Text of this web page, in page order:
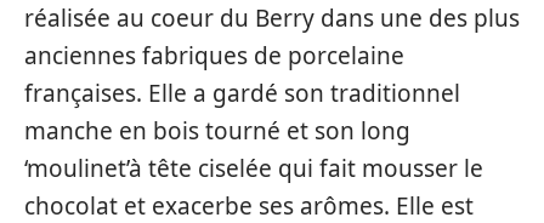
réalisée au coeur du Berry dans une des plus
anciennes fabriques de porcelaine
françaises. Elle a gardé son traditionnel
manche en bois tourné et son long
‘moulinet’à tête ciselée qui fait mousser le
chocolat et exacerbe ses arômes. Elle est